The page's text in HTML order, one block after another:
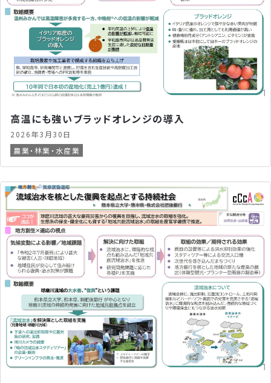
高温にも強いブラッドオレンジの導入
2026年3月30日
農業・林業・水産業